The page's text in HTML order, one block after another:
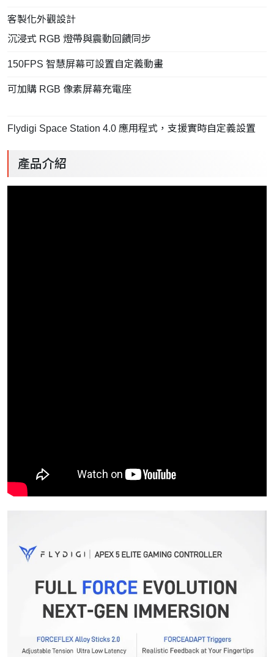
客製化外觀設計
沉浸式 RGB 燈帶與震動回饋同步
150FPS 智慧屏幕可設置自定義動畫
可加購 RGB 像素屏幕充電座
Flydigi Space Station 4.0 應用程式，支援實時自定義設置
產品介紹